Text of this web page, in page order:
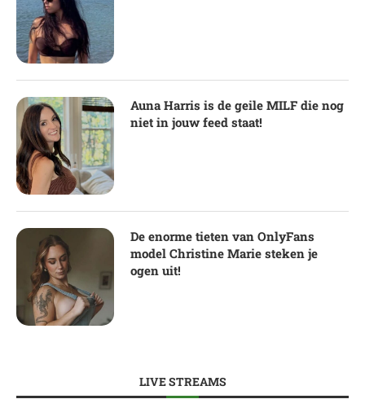
Auna Harris is de geile MILF die nog
niet in jouw feed staat!
De enorme tieten van OnlyFans
model Christine Marie steken je
ogen uit!
LIVE STREAMS